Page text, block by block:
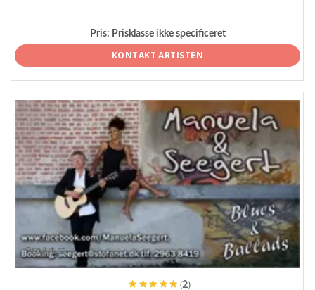
Pris: Prisklasse ikke specificeret
KONTAKT ARTISTEN
ProArtist
(2)